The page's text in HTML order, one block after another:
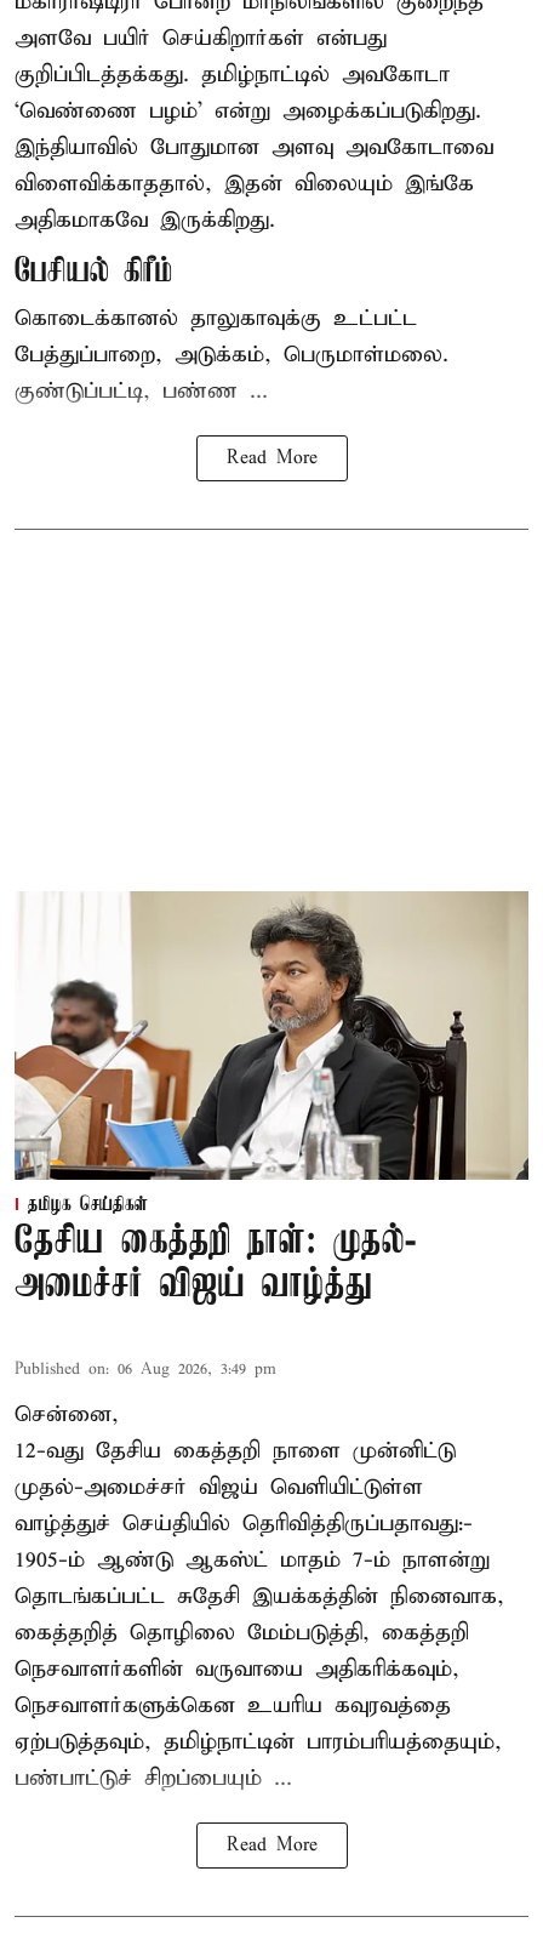
அளவே பயிர் செய்கிறார்கள் என்பது
குறிப்பிடத்தக்கது. தமிழ்நாட்டில் அவகோடா
‘வெண்ணை பழம்’ என்று அழைக்கப்படுகிறது.
இந்தியாவில் போதுமான அளவு அவகோடாவை
விளைவிக்காததால், இதன் விலையும் இங்கே
அதிகமாகவே இருக்கிறது.
பேசியல் கிரீம்
கொடைக்கானல் தாலுகாவுக்கு உட்பட்ட
பேத்துப்பாறை, அடுக்கம், பெருமாள்மலை.
குண்டுப்பட்டி, பண்ண ...
Read More
தமிழக செய்திகள்
தேசிய கைத்தறி நாள்: முதல்-
அமைச்சர் விஜய் வாழ்த்து
Published on: 06 Aug 2026, 3:49 pm
சென்னை,
12-வது தேசிய கைத்தறி நாளை முன்னிட்டு
முதல்-அமைச்சர் விஜய் வெளியிட்டுள்ள
வாழ்த்துச் செய்தியில் தெரிவித்திருப்பதாவது:-
1905-ம் ஆண்டு ஆகஸ்ட் மாதம் 7-ம் நாளன்று
தொடங்கப்பட்ட சுதேசி இயக்கத்தின் நினைவாக,
கைத்தறித் தொழிலை மேம்படுத்தி, கைத்தறி
நெசவாளர்களின் வருவாயை அதிகரிக்கவும்,
நெசவாளர்களுக்கென உயரிய கவுரவத்தை
ஏற்படுத்தவும், தமிழ்நாட்டின் பாரம்பரியத்தையும்,
பண்பாட்டுச் சிறப்பையும் ...
Read More